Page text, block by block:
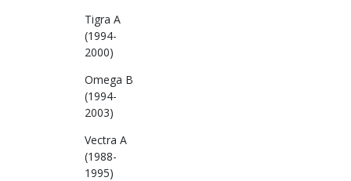
Tigra A
(1994-
2000)
Omega B
(1994-
2003)
Vectra A
(1988-
1995)